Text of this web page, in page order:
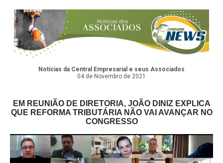
Notícias da Central Empresarial e seus Associados
04 de Novembro de 2021
EM REUNIÃO DE DIRETORIA, JOÃO DINIZ EXPLICA
QUE REFORMA TRIBUTÁRIA NÃO VAI AVANÇAR NO
CONGRESSO